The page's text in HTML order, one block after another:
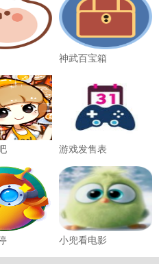
神武百宝箱
游戏发售表
小兜看电影